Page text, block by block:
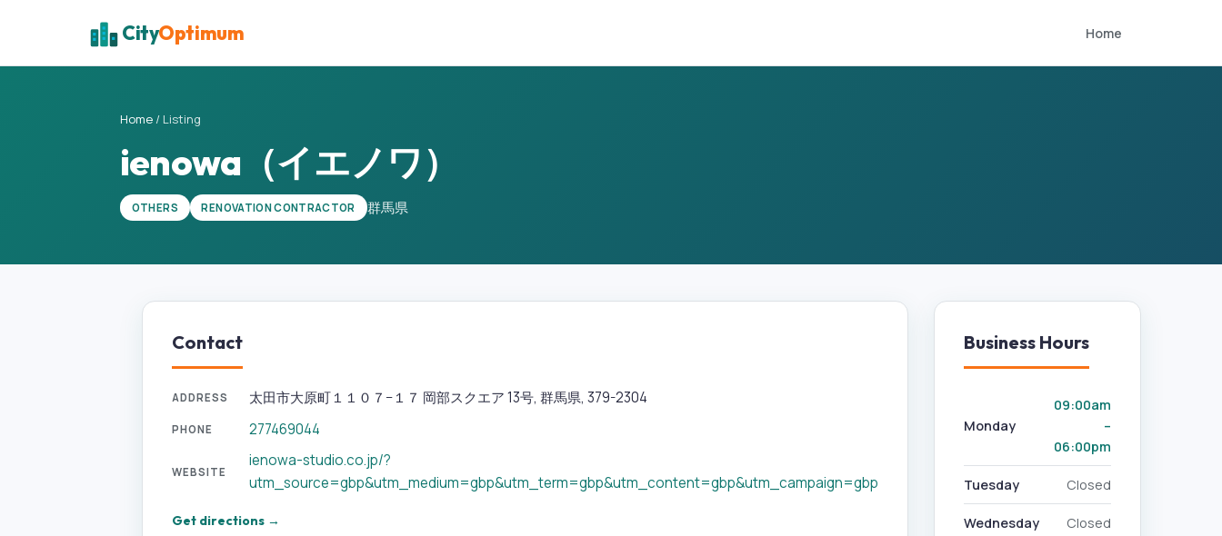
CityOptimum Home
Home / Listing
ienowa（イエノワ）
OTHERS RENOVATION CONTRACTOR 群馬県
Contact
ADDRESS 太田市大原町１１０７−１７ 岡部スクエア 13号, 群馬県, 379-2304
PHONE 277469044
WEBSITE
ienowa-studio.co.jp/?
utm_source=gbp&utm_medium=gbp&utm_term=gbp&utm_content=gbp&utm_campaign=gbp
Get directions →
Business Hours
Monday
09:00am
–
06:00pm
Tuesday Closed
Wednesday Closed